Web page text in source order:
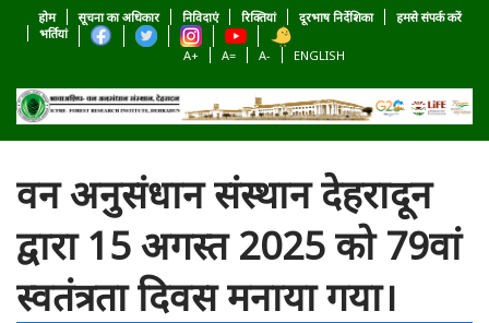
होम सूचना का अधिकार निविदाएं रिक्तियां दूरभाष निर्देशिका
हमसे संपर्क करें
भर्तियां
A+
A= A- ENGLISH
वन अनुसंधान संस्थान देहरादून
द्वारा 15 अगस्त 2025 को 79वां
स्वतंत्रता दिवस मनाया गया।